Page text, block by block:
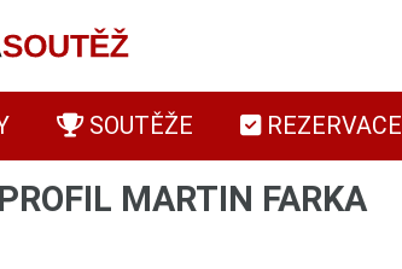
SOUTĚŽE REZERVACE
MARTIN FARKA